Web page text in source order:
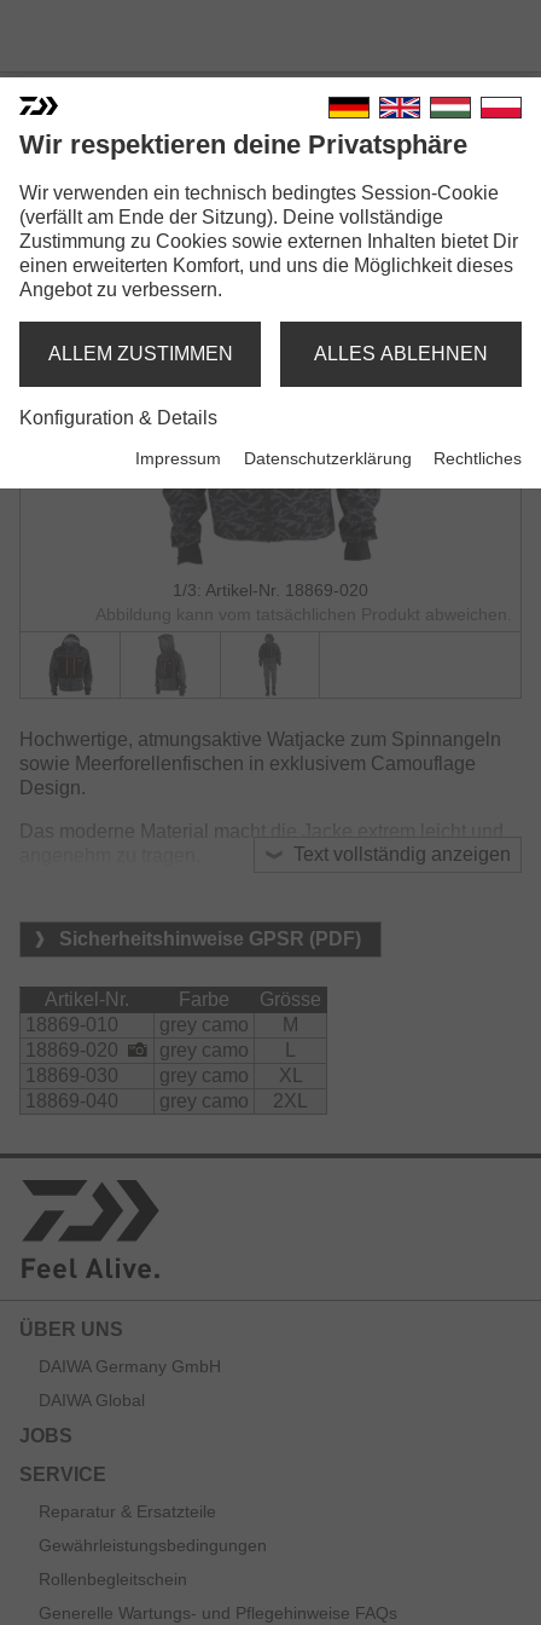
DAIWA D-VEC WADING
JACKET
WATJACKE | GREY CAMO
1/3: Artikel-Nr. 18869-020
Abbildung kann vom tatsächlichen Produkt abweichen.
Text vollständig anzeigen
Hochwertige, atmungsaktive Watjacke zum Spinnangeln
sowie Meerforellenfischen in exklusivem Camouflage
Design.
Das moderne Material macht die Jacke extrem leicht und
Leistungsverhältnis und mit einer Wassersäule von
10.000mm hohen Schutz vor eindringendem Wasser und
Die Ärmel wurden für speziell für hohe Bewegungsfreiheit
im Ellbogenbereich geschnitten und sorgen für optimale
Mobilität und Tragekomfort. Die eng ansitzenden
Bündchen aus Neopren verhindern das Eindringen von
Wasser und Wind über die Ärmel. Alle Reißverschlüsse
Kleinteile in den beiden großen Brusttaschen.
Wassersäule: 10.000mm
Atmungsaktivität: 10.000
L: Brustumfang 124cm, Länge 68cm
XL: Brustumfang 130cm, Länge 70cm
Polyester
Sicherheitshinweise GPSR (PDF)
Artikel-Nr. Farbe
Grösse
18869-010
grey camo
M
18869-020
grey camo
18869-030
grey camo
XL
18869-040
grey camo 2XL
ÜBER UNS
DAIWA Germany GmbH
DAIWA Global
JOBS
SERVICE
Reparatur & Ersatzteile
Gewährleistungsbedingungen
Rollenbegleitschein
Generelle Wartungs- und Pflegehinweise FAQs
Wir respektieren deine Privatsphäre
Wir verwenden ein technisch bedingtes Session-Cookie
(verfällt am Ende der Sitzung). Deine vollständige
Zustimmung zu Cookies sowie externen Inhalten bietet Dir
einen erweiterten Komfort, und uns die Möglichkeit dieses
Angebot zu verbessern.
ALLEM ZUSTIMMEN ALLES ABLEHNEN
Konfiguration & Details
Impressum Datenschutzerklärung Rechtliches